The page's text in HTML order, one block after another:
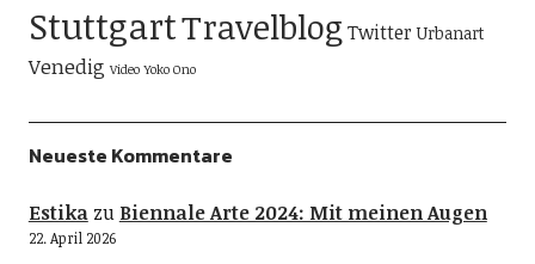
StuttgartTravelblog Twitter Urbanart
Venedig Video Yoko Ono
Neueste Kommentare
Estikazu Biennale Arte 2024: Mit meinen Augen
22. April 2026